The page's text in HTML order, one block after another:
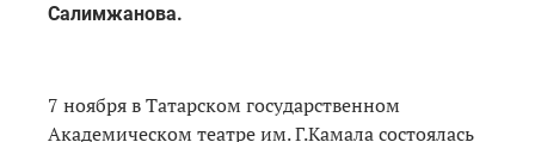
Салимжанова.
7 ноября в Татарском государственном
Академическом театре им. Г.Камала состоялась